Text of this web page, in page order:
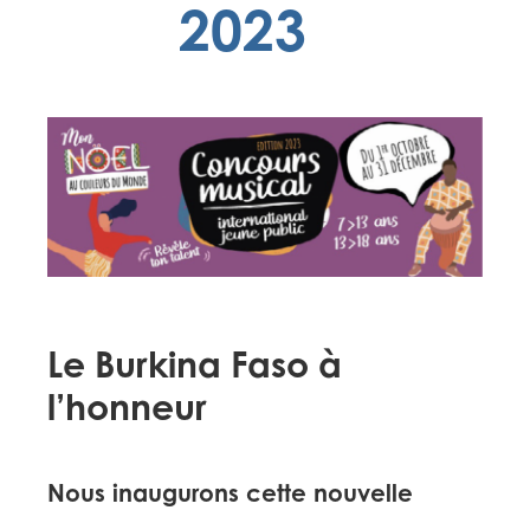
2023
Le Burkina Faso à
l’honneur
Nous inaugurons cette nouvelle